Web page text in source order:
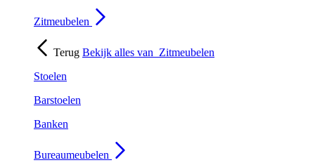
Zitmeubelen
Terug Bekijk alles van Zitmeubelen
Stoelen
Barstoelen
Banken
Bureaumeubelen